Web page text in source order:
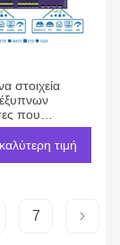
στοιχεία
που
για τον έλεγχο
τιμή
7